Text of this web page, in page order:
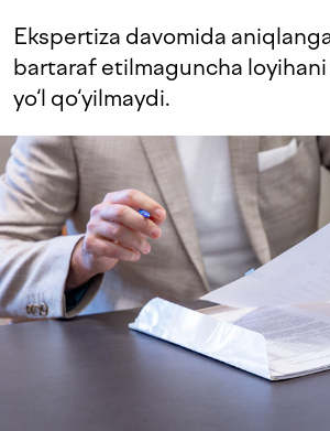
Ekspertiza davomida
bartaraf etilmaguncha loyihani
yo‘l qo‘yilmaydi.